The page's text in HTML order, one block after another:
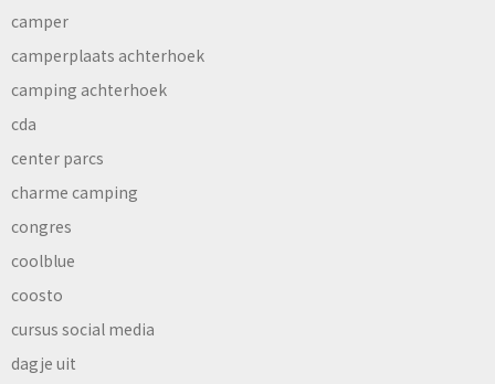
camper
camperplaats achterhoek
camping achterhoek
cda
center parcs
charme camping
congres
coolblue
coosto
cursus social media
dagje uit